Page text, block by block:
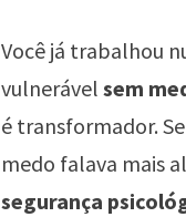
Você já trabalhou
vulnerável sem
é transformador.
medo falava mais
segurança